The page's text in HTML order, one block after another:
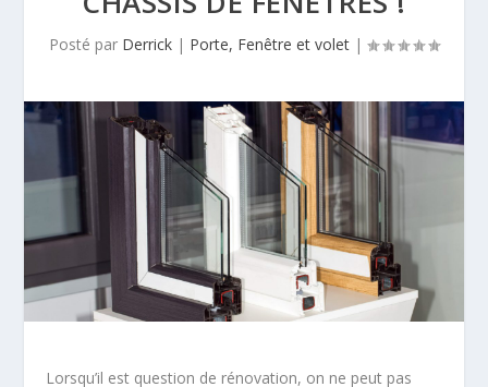
Posté par Derrick | Porte, Fenêtre et volet |
Lorsqu’il est question de rénovation, on ne peut pas